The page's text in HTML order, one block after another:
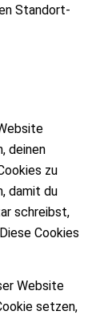
Standort-
deinen
zu
damit du
schreibst,
Cookies
Website
setzen,